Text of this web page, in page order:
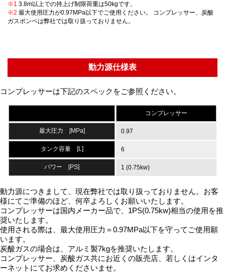
※1 3.8m以上での持上げ制限荷重は50kgです。
※2 最大使用圧力が0.97MPa以下でご使用ください。 コンプレッサー、炭酸
ガスボンベは弊社では取り扱っておりません。
動力源仕様表
コンプレッサーは下記のスペックをご参照ください。
コンプレッサー
最大圧力 [MPa] 0.97
タンク容量 [L] 6
パワー [PS] 1 (0.75kw)
動力源につきまして、現在弊社では取り扱っておりません。お客
様にてご準備のほど、何卒よろしくお願いいたします。
コンプレッサーは国内メーカー品で、1PS(0.75kw)相当の使用を推
奨いたします。
使用される際は、最大使用圧力＝0.97MPa以下を守ってご使用願
います。
炭酸ガスの場合は、アルミ製7kgを推奨いたします。
コンプレッサー、炭酸ガス共にお近くの販売店、若しくはインタ
ーネットにてお求めくださいませ。